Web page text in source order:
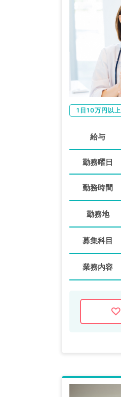
1日10万円以上
給与
勤務曜日
勤務時間
勤務地
募集科目
業務内容